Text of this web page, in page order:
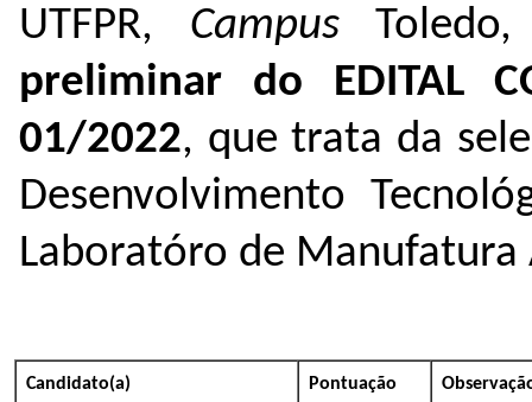
UTFPR, Campus
preliminar do EDITAL
01/2022, que trata da
Desenvolvimento
Laboratóro de Manufatura
Candidato(a) Pontuação